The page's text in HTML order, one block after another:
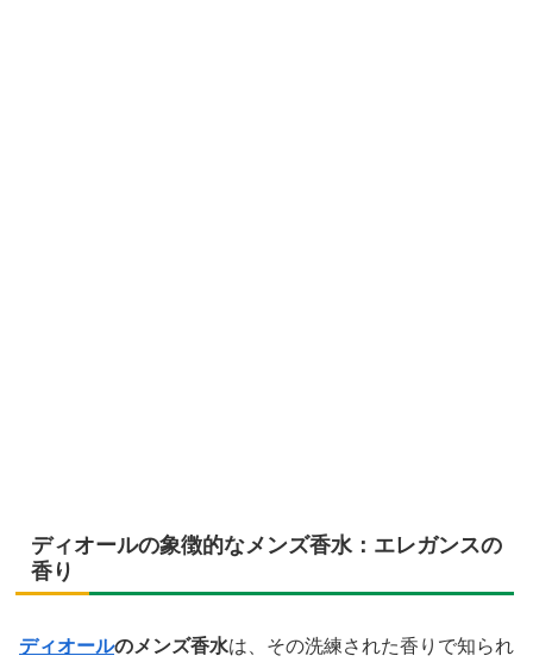
ディオールの象徴的なメンズ香水：エレガンスの
香り
ディオールのメンズ香水は、その洗練された香りで知られ